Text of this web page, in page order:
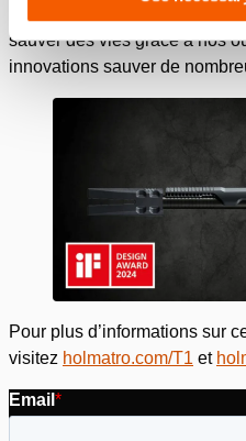
sauver des vies grâce à nos
innovations sauver de
Pour plus d’informations sur
visitez holmatro.com/T1 et